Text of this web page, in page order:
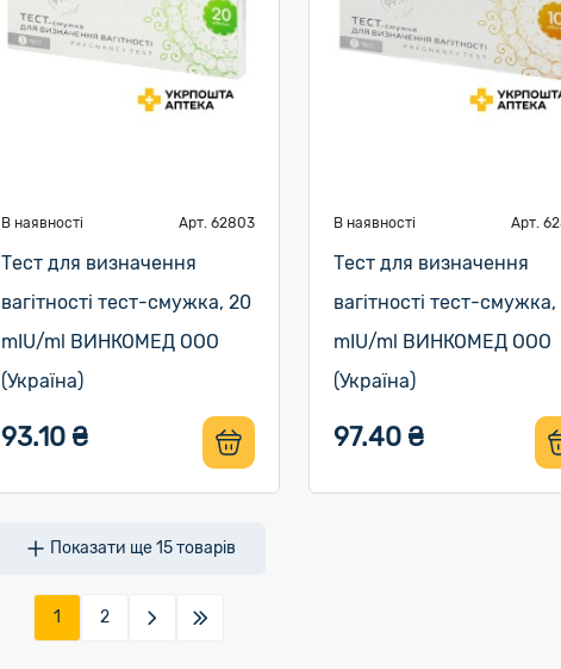
В наявності Арт. 62803
Тест для визначення
вагітності тест-смужка, 20
mIU/ml ВИНКОМЕД ООО
(Україна)
93.10 ₴
В наявності Арт.
Тест для визначення
вагітності тест-смужка,
mIU/ml ВИНКОМЕД ООО
(Україна)
97.40 ₴
Показати ще15товарів
1 2